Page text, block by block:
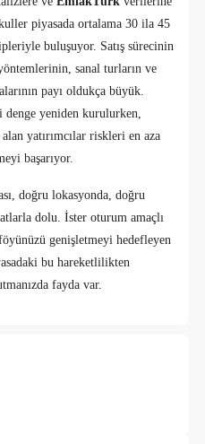
piyasada ortalama 30 ila 45
buluşuyor. Satış sürecinin
sanal turların ve
payı oldukça büyük.
denge yeniden kurulurken,
yatırımcılar riskleri en aza
başarıyor.
doğru lokasyonda, doğru
dolu. İster oturum amaçlı
genişletmeyi hedefleyen
bu hareketlilikten
fayda var.